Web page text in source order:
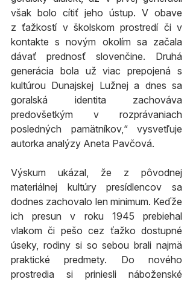
však bolo cítiť jeho ústup. V obave
z ťažkostí v školskom prostredí či v
kontakte s novým okolím sa začala
dávať prednosť slovenčine. Druhá
generácia bola už viac prepojená s
kultúrou Dunajskej Lužnej a dnes sa
goralská identita zachováva
predovšetkým v rozprávaniach
posledných pamätníkov,“ vysvetľuje
autorka analýzy Aneta Pavčová.
Výskum ukázal, že z pôvodnej
materiálnej kultúry presídlencov sa
dodnes zachovalo len minimum. Keďže
ich presun v roku 1945 prebiehal
vlakom či pešo cez ťažko dostupné
úseky, rodiny si so sebou brali najmä
praktické predmety. Do nového
prostredia si priniesli náboženské